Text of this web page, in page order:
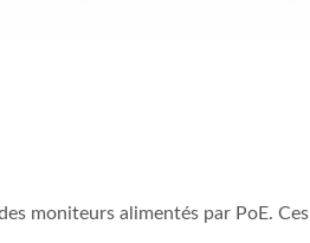
moniteurs alimentés par PoE. Ces